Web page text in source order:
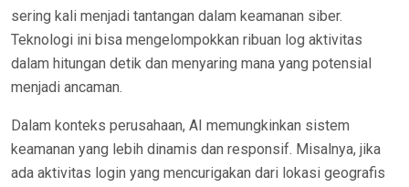
sering kali menjadi tantangan dalam keamanan siber.
Teknologi ini bisa mengelompokkan ribuan log aktivitas
dalam hitungan detik dan menyaring mana yang potensial
menjadi ancaman.
Dalam konteks perusahaan, AI memungkinkan sistem
keamanan yang lebih dinamis dan responsif. Misalnya, jika
ada aktivitas login yang mencurigakan dari lokasi geografis